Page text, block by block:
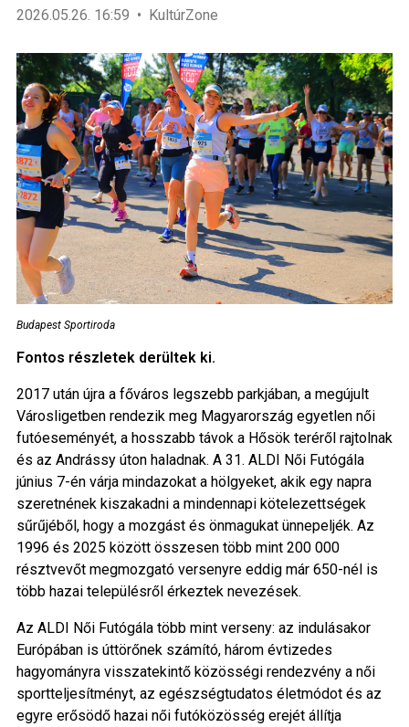
2026.05.26. 16:59 KultúrZone
Budapest Sportiroda
Fontos részletek derültek ki.
2017 után újra a főváros legszebb parkjában, a megújult
Városligetben rendezik meg Magyarország egyetlen női
futóeseményét, a hosszabb távok a Hősök teréről rajtolnak
és az Andrássy úton haladnak. A 31. ALDI Női Futógála
június 7-én várja mindazokat a hölgyeket, akik egy napra
szeretnének kiszakadni a mindennapi kötelezettségek
sűrűjéből, hogy a mozgást és önmagukat ünnepeljék. Az
1996 és 2025 között összesen több mint 200 000
résztvevőt megmozgató versenyre eddig már 650-nél is
több hazai településről érkeztek nevezések.
Az ALDI Női Futógála több mint verseny: az indulásakor
Európában is úttörőnek számító, három évtizedes
hagyományra visszatekintő közösségi rendezvény a női
sportteljesítményt, az egészségtudatos életmódot és az
egyre erősödő hazai női futóközösség erejét állítja